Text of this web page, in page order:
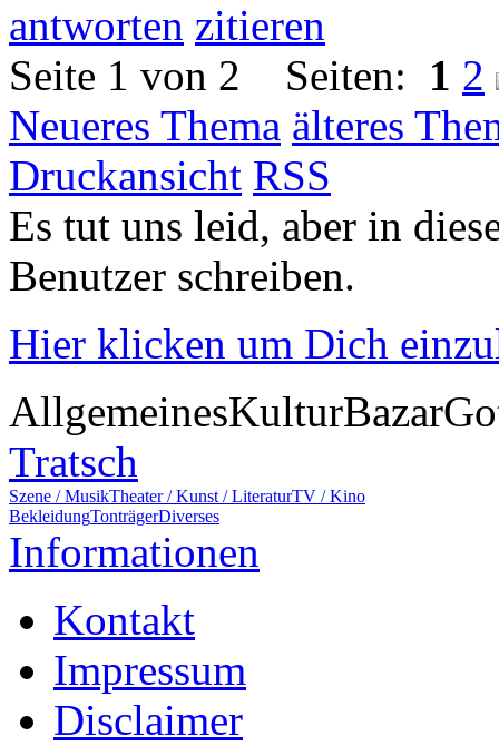
antworten zitieren
Seite 1 von 2 Seiten: 1 2
Neueres Thema älteres
Druckansicht RSS
Es tut uns leid, aber in
Benutzer schreiben.
Hier klicken um Dich
AllgemeinesKulturBazar
Tratsch
Szene / MusikTheater / Kunst / LiteraturTV / Kino
BekleidungTonträgerDiverses
Informationen
Kontakt
Impressum
Disclaimer